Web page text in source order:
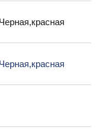
Черная,красная
Черная,красная